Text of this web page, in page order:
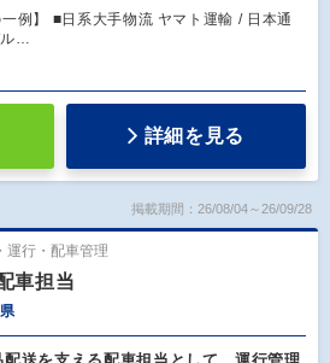
一例】 ■日系大手物流 ヤマト運輸 / 日本通
ル…
詳細を見る
掲載期間：26/08/04～26/09/28
運行・配車管理
車担当